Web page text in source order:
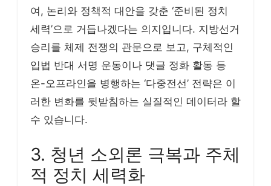
여, 논리와 정책적 대안을 갖춘 ‘준비된 정치
세력’으로 거듭나겠다는 의지입니다. 지방선거
승리를 체제 전쟁의 관문으로 보고, 구체적인
입법 반대 서명 운동이나 댓글 정화 활동 등
온-오프라인을 병행하는 ‘다중전선’ 전략은 이
러한 변화를 뒷받침하는 실질적인 데이터라 할
수 있습니다.
3. 청년 소외론 극복과 주체
적 정치 세력화